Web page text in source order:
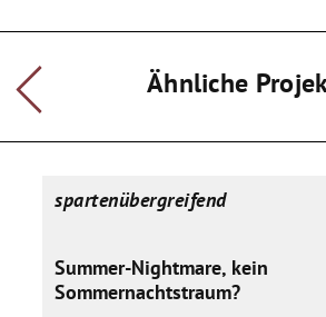
Lösungsansätze aus scheinbar
entwickeln.
dieses Prozesses ist, führt damit auch zu
Selbstbewusstsein und gesteigerter
Ähnliche
spartenübergreifend
Summer-Nightmare, kein
Sommernachtstraum?